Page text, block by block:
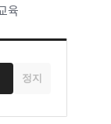
육
정지